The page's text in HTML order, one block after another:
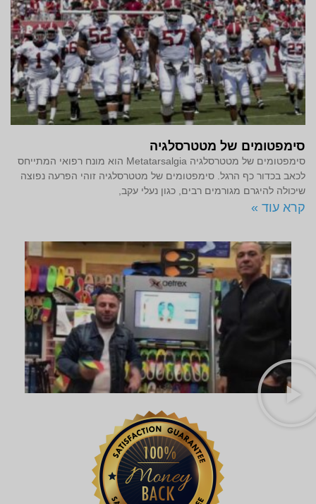
סימפטומים של מטטרסלגיה
סימפטומים של מטטרסלגיה Metatarsalgia הוא מונח רפואי המתייחס
לכאב בכדור כף הרגל. סימפטומים של מטטרסלגיה זוהי הפרעה נפוצה
שיכולה להיגרם מגורמים רבים, כגון נעלי עקב,
קרא עוד »